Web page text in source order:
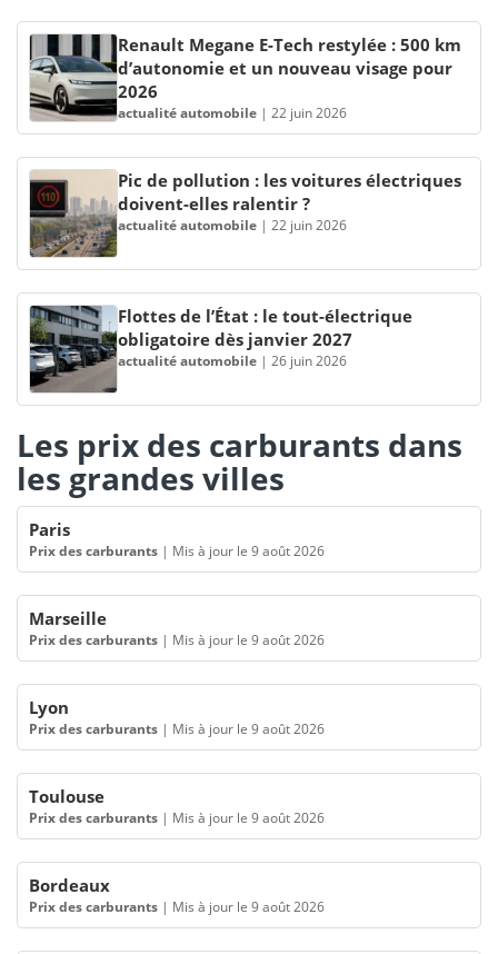
Renault Megane E-Tech restylée : 500 km
d’autonomie et un nouveau visage pour
2026
actualité automobile | 22 juin 2026
Pic de pollution : les voitures électriques
doivent-elles ralentir ?
actualité automobile | 22 juin 2026
Flottes de l’État : le tout-électrique
obligatoire dès janvier 2027
actualité automobile | 26 juin 2026
Les prix des carburants dans
les grandes villes
Paris
Prix des carburants | Mis à jour le 9 août 2026
Marseille
Prix des carburants | Mis à jour le 9 août 2026
Lyon
Prix des carburants | Mis à jour le 9 août 2026
Toulouse
Prix des carburants | Mis à jour le 9 août 2026
Bordeaux
Prix des carburants | Mis à jour le 9 août 2026